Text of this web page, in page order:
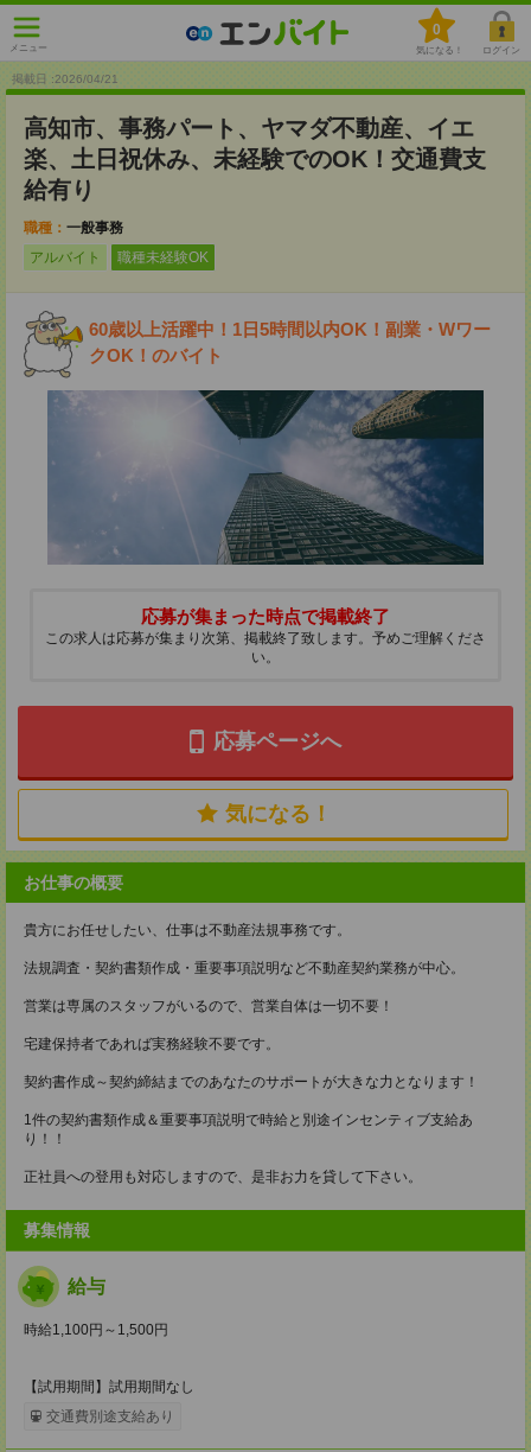
メニュー
0
気になる！ ログイン
掲載日 :2026/04/21
高知市、事務パート、ヤマダ不動産、イエ
楽、土日祝休み、未経験でのOK！交通費支
給有り
職種： 一般事務
アルバイト
職種未経験OK
60歳以上活躍中！1日5時間以内OK！副業・Wワー
クOK！のバイト
応募が集まった時点で掲載終了
この求人は応募が集まり次第、掲載終了致します。予めご理解くださ
い。
応募ページへ
気になる！
お仕事の概要
貴方にお任せしたい、仕事は不動産法規事務です。
法規調査・契約書類作成・重要事項説明など不動産契約業務が中心。
営業は専属のスタッフがいるので、営業自体は一切不要！
宅建保持者であれば実務経験不要です。
契約書作成～契約締結までのあなたのサポートが大きな力となります！
1件の契約書類作成＆重要事項説明で時給と別途インセンティブ支給あ
り！！
正社員への登用も対応しますので、是非お力を貸して下さい。
募集情報
給与
時給1,100円～1,500円
【試用期間】試用期間なし
交通費別途支給あり